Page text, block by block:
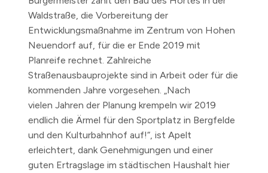
Waldstraße, die Vorbereitung der
Entwicklungsmaßnahme im Zentrum von Hohen
Neuendorf auf, für die er Ende 2019 mit
Planreife rechnet. Zahlreiche
Straßenausbauprojekte sind in Arbeit oder für die
kommenden Jahre vorgesehen. „Nach
vielen Jahren der Planung krempeln wir 2019
endlich die Ärmel für den Sportplatz in Bergfelde
und den Kulturbahnhof auf!“, ist Apelt
erleichtert, dank Genehmigungen und einer
guten Ertragslage im städtischen Haushalt hier